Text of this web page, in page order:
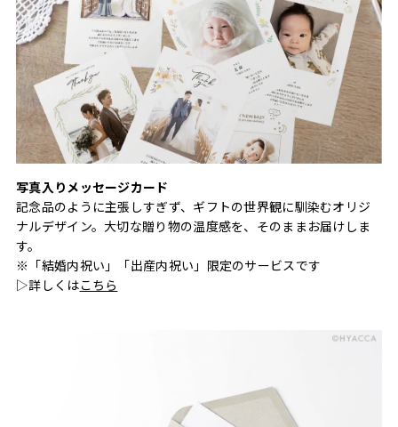
写真入りメッセージカード
記念品のように主張しすぎず、ギフトの世界観に馴染むオリジ
ナルデザイン。大切な贈り物の温度感を、そのままお届けしま
す。
※「結婚内祝い」「出産内祝い」限定のサービスです
▷詳しくはこちら